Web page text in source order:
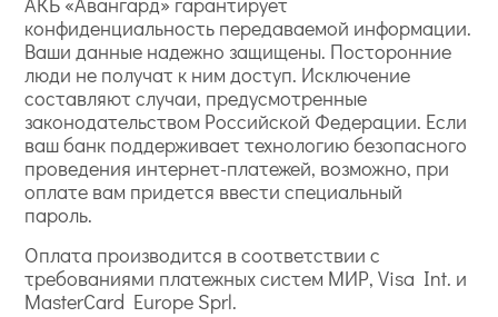
конфиденциальность передаваемой информации.
Ваши данные надежно защищены. Посторонние
люди не получат к ним доступ. Исключение
составляют случаи, предусмотренные
законодательством Российской Федерации. Если
ваш банк поддерживает технологию безопасного
проведения интернет-платежей, возможно, при
оплате вам придется ввести специальный
пароль.
Оплата производится в соответствии с
требованиями платежных систем МИР, Visa Int. и
MasterCard Europe Sprl.